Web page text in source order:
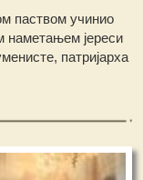
паством учинио
наметањем јереси
патријарха